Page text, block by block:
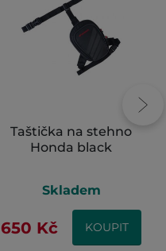
Taštička na stehno
Honda black
Skladem
650 Kč KOUPIT